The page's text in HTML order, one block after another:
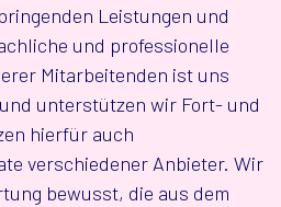
Leistungen und
und professionelle
Mitarbeitenden ist uns
unterstützen wir Fort- und
hierfür auch
verschiedener Anbieter. Wir
bewusst, die aus dem